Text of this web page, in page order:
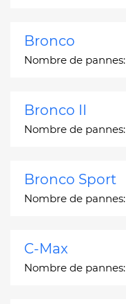
Bronco
Nombre de pannes:
Bronco II
Nombre de pannes:
Bronco Sport
Nombre de pannes:
C-Max
Nombre de pannes: